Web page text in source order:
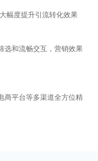
幅度提升引流转化效果
选和流畅交互，营销效果
商平台等多渠道全方位精